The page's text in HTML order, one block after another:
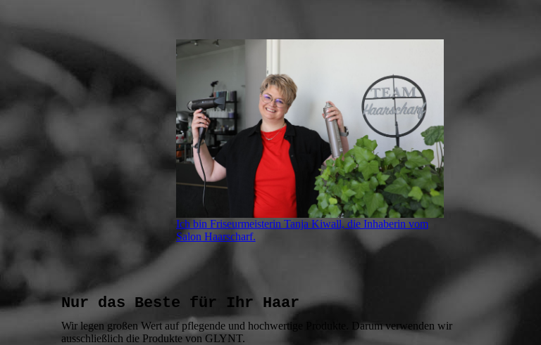
Ich bin Friseurmeisterin Tanja Kiwall, die Inhaberin vom
Salon Haarscharf.
Nur das Beste für Ihr Haar
Wir legen großen Wert auf pflegende und hochwertige Produkte. Darum verwenden wir
ausschließlich die Produkte von GLYNT.